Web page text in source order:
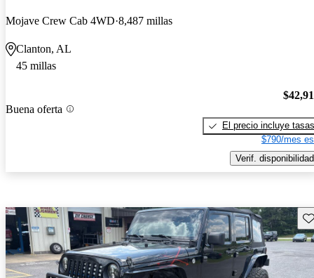
Mojave Crew Cab 4WD 8,487 millas
Clanton, AL
45 millas
Buena oferta
El precio incluye tasas
$790/mes
Verif. disponibilidad